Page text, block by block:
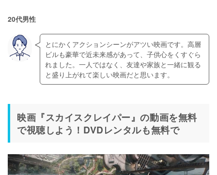
20代男性
とにかくアクションシーンがアツい映画です。高層
ビルも豪華で近未来感があって、子供心をくすぐら
れました。一人ではなく、友達や家族と一緒に観る
映画『スカイスクレイパー』の動画を無料
で視聴しよう！DVDレンタルも無料で